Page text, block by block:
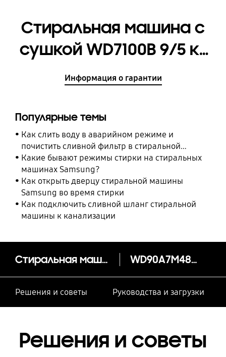
Стиральная машина с
сушкой WD7100B 9/5 кг
[WD90A7M48PB/LD]
Информация о гарантии
Популярные темы
Как слить воду в аварийном режиме и
почистить сливной фильтр в стиральной
машине Samsung
Какие бывают режимы стирки на стиральных
машинах Samsung?
Как открыть дверцу стиральной машины
Samsung во время стирки
Как подключить сливной шланг стиральной
машины к канализации
Стиральная машина с сушкой WD7100B 9/5 кг WD90A7M48PB/LD
Решения и советы Руководства и загрузки
Решения и советы